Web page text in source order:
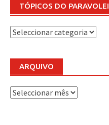
TÓPICOS DO PARAVOLEI
TÓPICOS
PARAVOLEI
ARQUIVO
Arquivo